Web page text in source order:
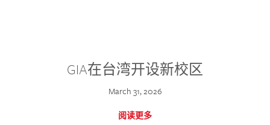
GIA在台湾开设新校区
March 31, 2026
阅读更多